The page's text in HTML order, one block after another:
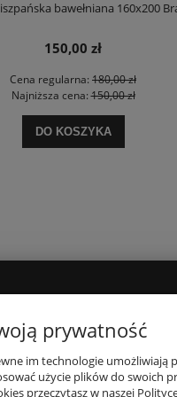
bawełniana 160x200
150,00 zł
Cena regularna: 180,00 zł
Najniższa cena:150,00 zł
DO KOSZYKA
prywatność
im technologie umożliwiają
użycie plików do swoich
przeczytasz w naszej